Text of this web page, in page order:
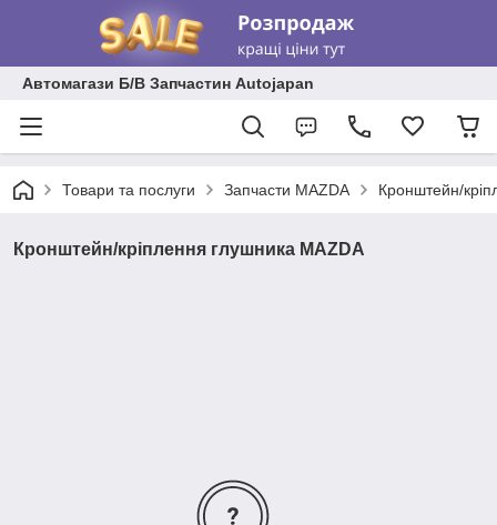
Автомагази Б/В Запчастин Autojapan
Товари та послуги Запчасти MAZDA Кронштейн/
Кронштейн/кріплення глушника MAZDA